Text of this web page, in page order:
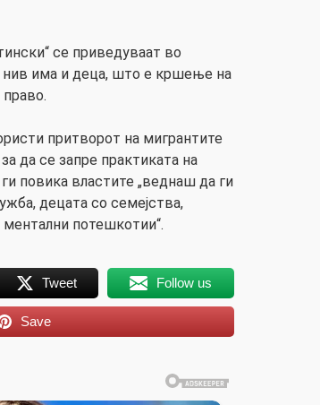
се приведуваат во
нив има и деца, што е кршење на
притворот на мигрантите
да се запре практиката на
повика властите „веднаш да ги
децата со семејства,
потешкотии“.
Tweet Follow us
Save